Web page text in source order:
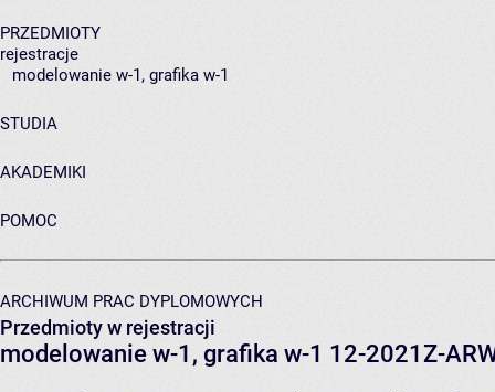
PRZEDMIOTY
rejestracje
modelowanie w-1, grafika w-1
STUDIA
AKADEMIKI
POMOC
ARCHIWUM PRAC DYPLOMOWYCH
Przedmioty w rejestracji
modelowanie w-1, grafika w-1 12-2021Z-